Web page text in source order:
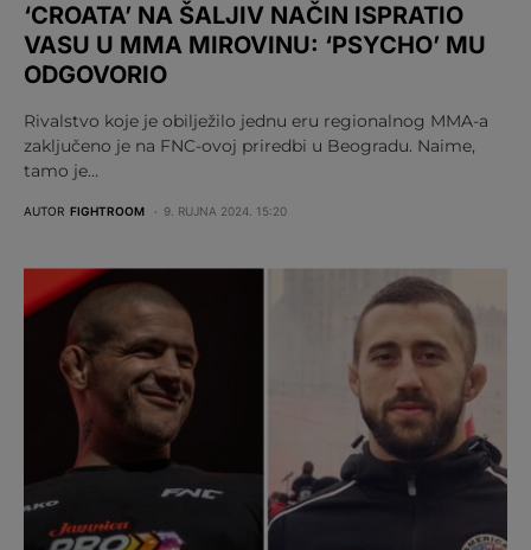
‘CROATA’ NA ŠALJIV NAČIN ISPRATIO
VASU U MMA MIROVINU: ‘PSYCHO’ MU
ODGOVORIO
Rivalstvo koje je obilježilo jednu eru regionalnog MMA-a
zaključeno je na FNC-ovoj priredbi u Beogradu. Naime,
tamo je…
AUTOR FIGHTROOM 9. RUJNA 2024. 15:20